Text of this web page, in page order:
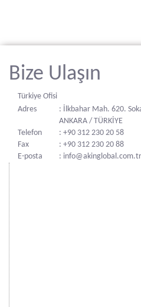
Bize Ulaşın
Türkiye Ofisi
Adres
: İlkbahar Mah. 620.
ANKARA / TÜRKİYE
Telefon
: +90 312 230 20 58
Fax
: +90 312 230 20 88
E-posta
: info@akinglobal.com.tr